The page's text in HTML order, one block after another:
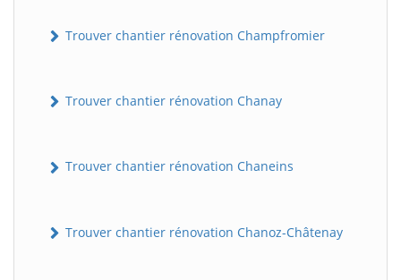
Trouver chantier rénovation Champfromier
Trouver chantier rénovation Chanay
Trouver chantier rénovation Chaneins
Trouver chantier rénovation Chanoz-Châtenay